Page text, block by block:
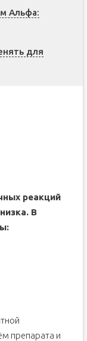
Альфа:
для
реакций
В
препарата и